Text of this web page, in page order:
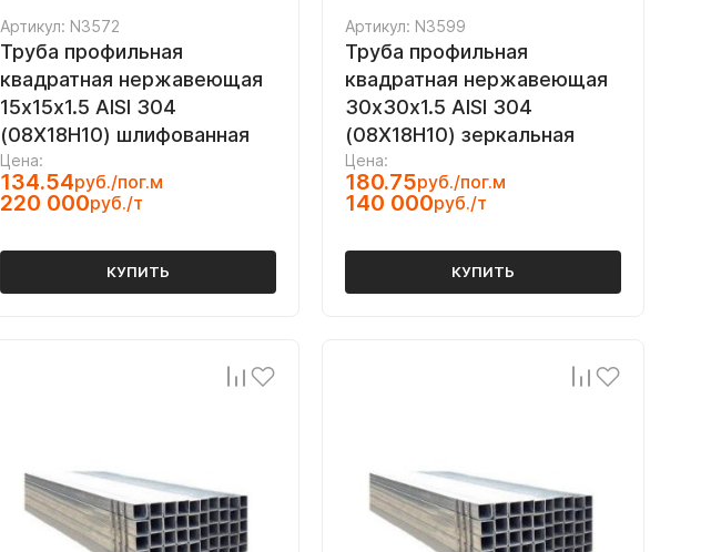
Артикул: N3572
Труба профильная
квадратная нержавеющая
15х15х1.5 AISI 304
(08Х18Н10) шлифованная
Цена:
134.54руб./пог.м
220 000руб./т
КУПИТЬ
Артикул: N3599
Труба профильная
квадратная нержавеющая
30х30х1.5 AISI 304
(08Х18Н10) зеркальная
Цена:
180.75руб./пог.м
140 000руб./т
КУПИТЬ